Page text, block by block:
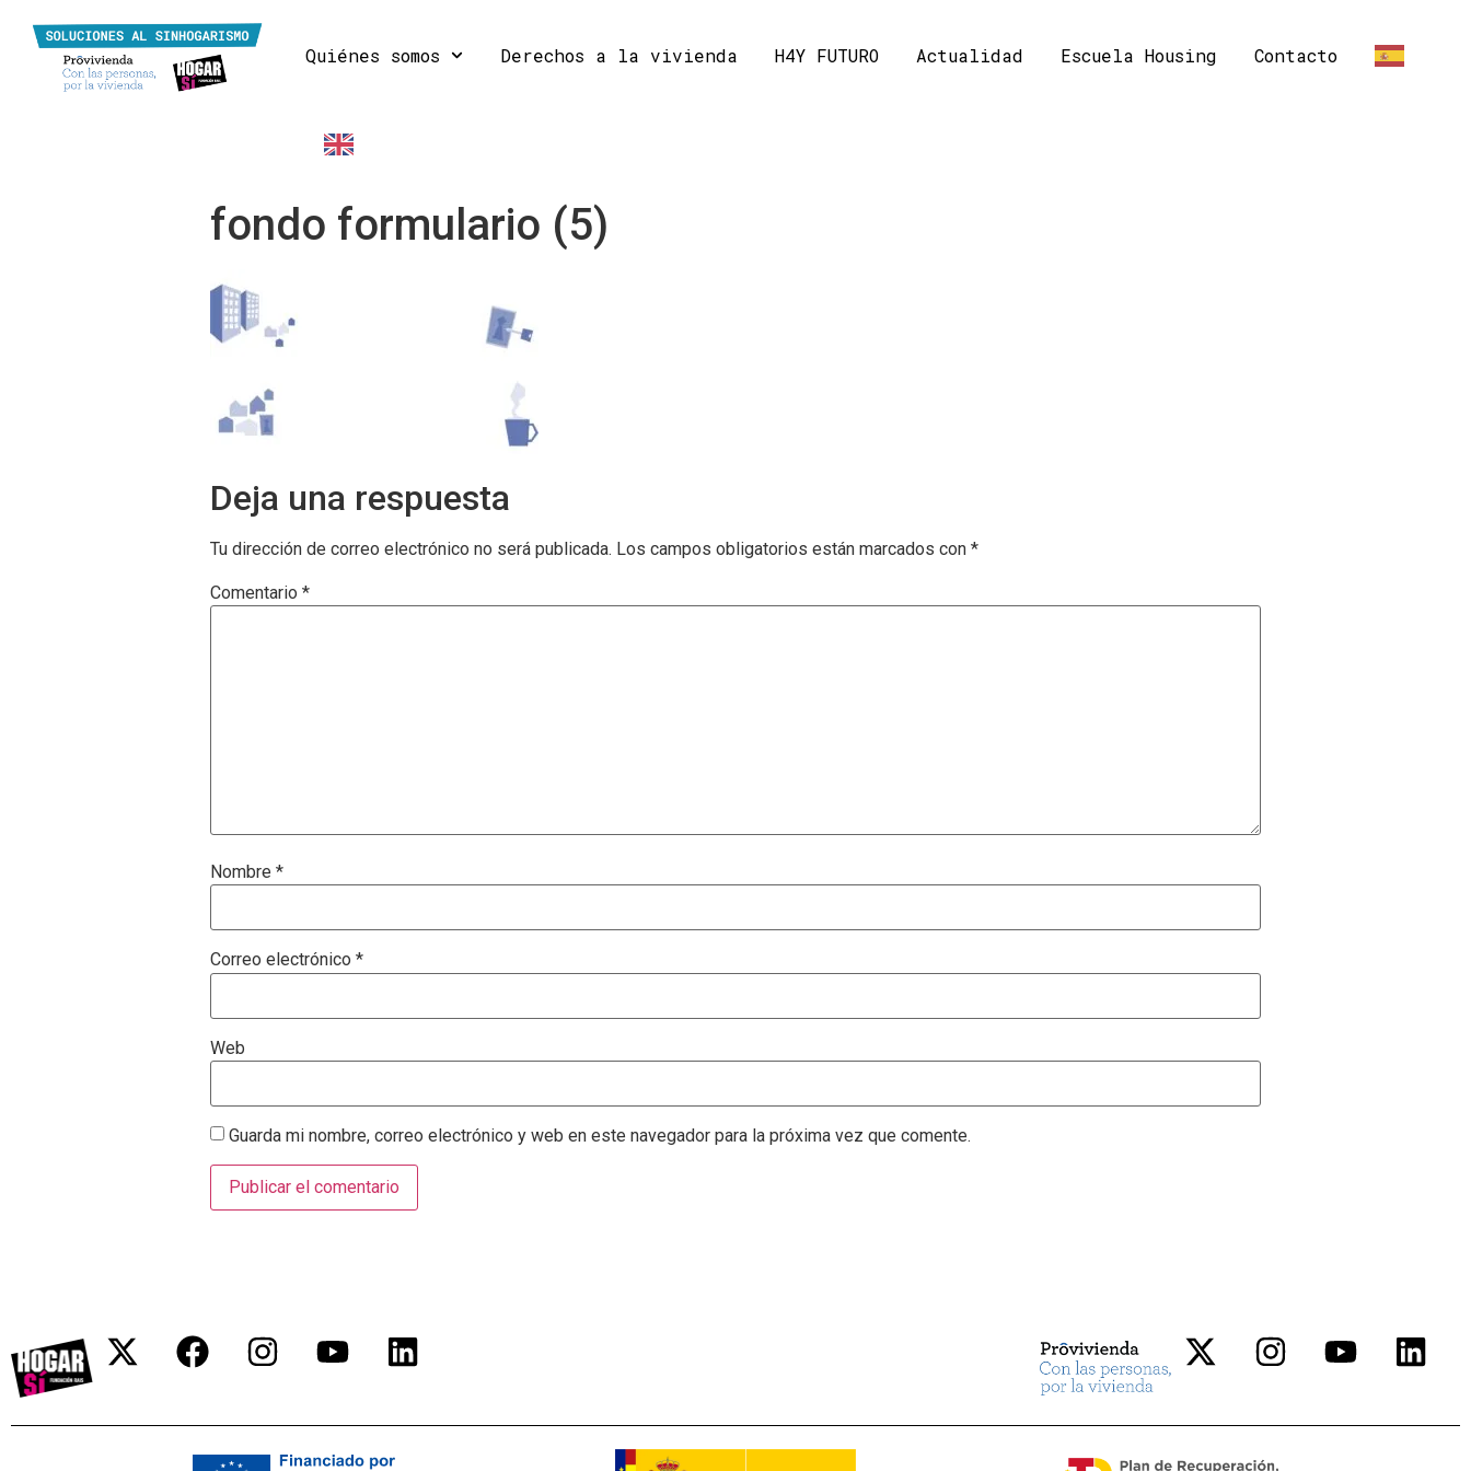
Quiénes somos Derechos a la vivienda H4Y FUTURO Actualidad Escuela Housing Contacto ES
EN
fondo formulario (5)
Deja una respuesta
Tu dirección de correo electrónico no será publicada. Los campos obligatorios están marcados con *
Comentario *
Nombre *
Correo electrónico *
Web
Guarda mi nombre, correo electrónico y web en este navegador para la próxima vez que comente.